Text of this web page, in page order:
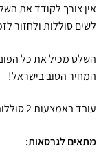
אין צורך לקודד את
לשים סוללות ולחזור
השלט מכיל את כל
המחיר הטוב בישראל!
עובד באמצעות 2 סוללות AA.
מתאים לגרסאות: